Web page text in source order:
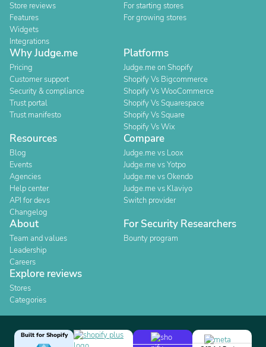
Store reviews
Features
Widgets
Integrations
For starting stores
For growing stores
Why Judge.me
Pricing
Customer support
Security & compliance
Trust portal
Trust manifesto
Platforms
Judge.me on Shopify
Shopify Vs Bigcommerce
Shopify Vs WooCommerce
Shopify Vs Squarespace
Shopify Vs Square
Shopify Vs Wix
Resources
Blog
Events
Agencies
Help center
API for devs
Changelog
Compare
Judge.me vs Loox
Judge.me vs Yotpo
Judge.me vs Okendo
Judge.me vs Klaviyo
Switch provider
About
Team and values
Leadership
Careers
For Security Researchers
Bounty program
Explore reviews
Stores
Categories
Built for Shopify